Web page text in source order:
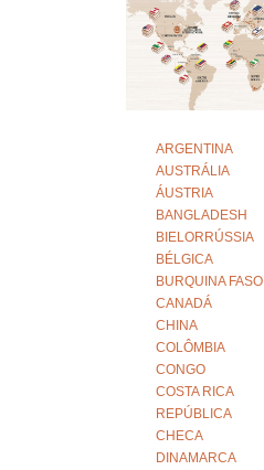
ARGENTINA
AUSTRÁLIA
ÁUSTRIA
BANGLADESH
BIELORRÚSSIA
BÉLGICA
BURQUINA FASO
CANADÁ
CHINA
COLÔMBIA
CONGO
COSTA RICA
REPÚBLICA
CHECA
DINAMARCA